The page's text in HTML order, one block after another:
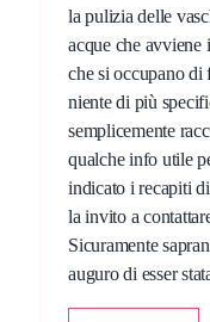
la pulizia delle
acque che avviene
che si occupano di
niente di più
semplicemente
qualche info utile
indicato i recapiti
la invito a
Sicuramente
auguro di esser